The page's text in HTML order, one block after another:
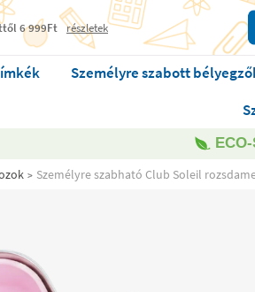
6 999Ft részletek
Személyre szabott
Személyre szabható Club Soleil